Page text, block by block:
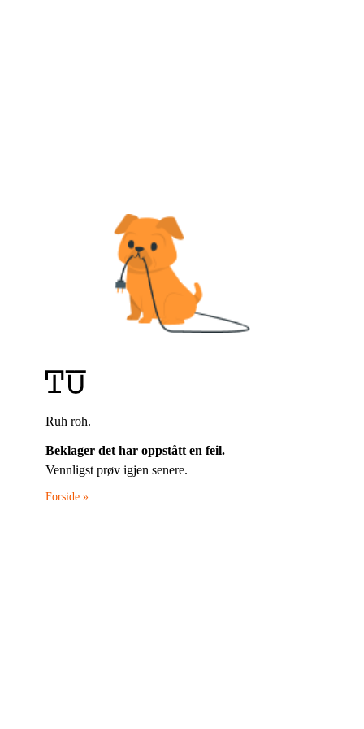
Ruh roh.
Beklager det har oppstått en feil.
Vennligst prøv igjen senere.
Forside »